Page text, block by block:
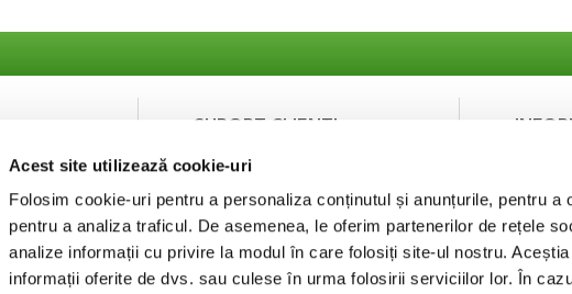
Acest site utilizează cookie-uri
Folosim cookie-uri pentru a personaliza conținutul și anunțurile, pentru a
pentru a analiza traficul. De asemenea, le oferim partenerilor de rețele
analize informații cu privire la modul în care folosiți site-ul nostru.
informații oferite de dvs. sau culese în urma folosirii serviciilor lor. În
SUPORT CLIENTI
Contact
Securitatea platilor
FAQ